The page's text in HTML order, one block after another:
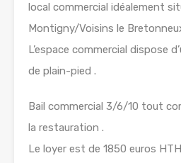
local commercial idéalement
Montigny/Voisins le
L’espace commercial dispose
de plain-pied .
Bail commercial 3/6/10 tout
la restauration .
Le loyer est de 1850 euros